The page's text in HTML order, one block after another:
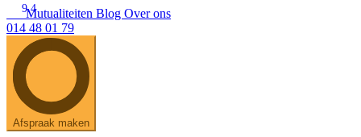
Zoeken
Snel zoeken
Hoorapparaatbatterijen
ReSound Vivia
Oticon IntentSignia Silk
9.4
Mutualiteiten Blog Over ons
014 48 01 79
Afspraak maken